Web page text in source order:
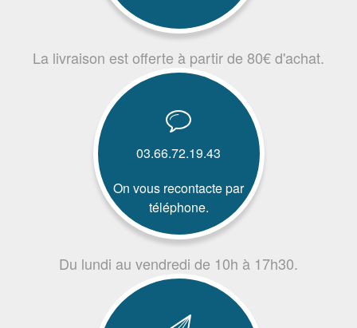
La livraison est offerte à partir de 80€ d'achat.
03.66.72.19.43
On vous recontacte par
téléphone.
Du lundi au vendredi de 10h à 17h30.